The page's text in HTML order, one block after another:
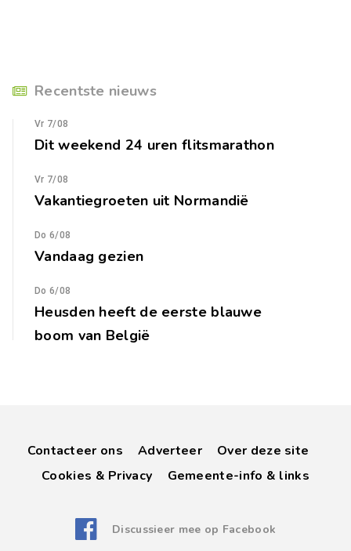
Recentste nieuws
Vr 7/08
Dit weekend 24 uren flitsmarathon
Vr 7/08
Vakantiegroeten uit Normandië
Do 6/08
Vandaag gezien
Do 6/08
Heusden heeft de eerste blauwe
boom van België
Contacteer ons Adverteer
Over deze site
Cookies & Privacy
Gemeente-info & links
Discussieer mee op Facebook